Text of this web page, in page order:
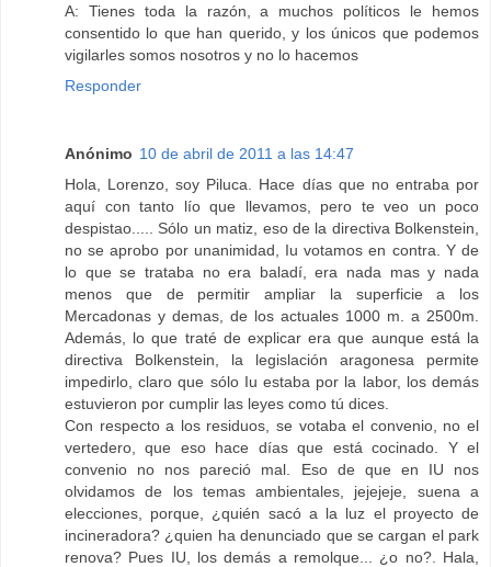
A: Tienes toda la razón, a muchos políticos le hemos
consentido lo que han querido, y los únicos que podemos
vigilarles somos nosotros y no lo hacemos
Responder
Anónimo 10 de abril de 2011 a las 14:47
Hola, Lorenzo, soy Piluca. Hace días que no entraba por
aquí con tanto lío que llevamos, pero te veo un poco
despistao..... Sólo un matiz, eso de la directiva Bolkenstein,
no se aprobo por unanimidad, Iu votamos en contra. Y de
lo que se trataba no era baladí, era nada mas y nada
menos que de permitir ampliar la superficie a los
Mercadonas y demas, de los actuales 1000 m. a 2500m.
Además, lo que traté de explicar era que aunque está la
directiva Bolkenstein, la legislación aragonesa permite
impedirlo, claro que sólo Iu estaba por la labor, los demás
estuvieron por cumplir las leyes como tú dices.
Con respecto a los residuos, se votaba el convenio, no el
vertedero, que eso hace días que está cocinado. Y el
convenio no nos pareció mal. Eso de que en IU nos
olvidamos de los temas ambientales, jejejeje, suena a
elecciones, porque, ¿quién sacó a la luz el proyecto de
incineradora? ¿quien ha denunciado que se cargan el park
renova? Pues IU, los demás a remolque... ¿o no?. Hala,